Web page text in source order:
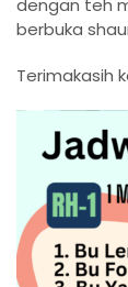
dengan teh
berbuka
Terimakasih